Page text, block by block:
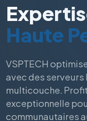
Haute
VSPTECH
avec des
multicouche.
exceptionnelle
communautaires